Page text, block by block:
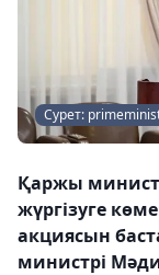
Сурет:
Қаржы
жүргізуге
акциясын
министрі